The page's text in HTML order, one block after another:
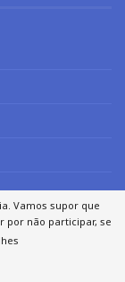
Vamos supor que
por não participar, se